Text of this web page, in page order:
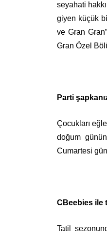
seyahati
giyen küçük
ve Gran
Gran Özel
Parti
Çocukları
doğum
Cumartesi
CBeebies ile
Tatil